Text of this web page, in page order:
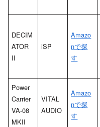
DECIM
ATOR
II
iSP
Amazo
nで探
す
Power
Carrier
VA-08
MKII
VITAL
AUDIO
Amazo
nで探
す